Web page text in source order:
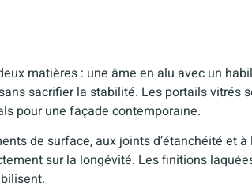
matières : une âme en alu avec un
sacrifier la stabilité. Les portails vitrés
pour une façade contemporaine.
de surface, aux joints d’étanchéité et
sur la longévité. Les finitions